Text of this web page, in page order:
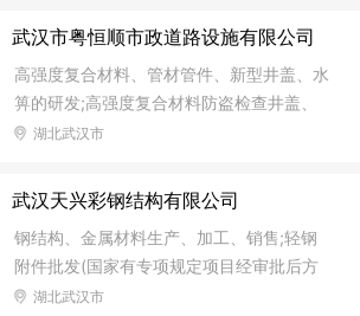
缆制造企业，拥有高压电缆、低压电缆、橡
生产基地，集团现代化工业园占地面积达 5
00余亩、厂房建筑面积 26 万平方米，年生
产能力达 60 多亿元
武汉市粤恒顺市政道路设施有限公司
高强度复合材料、管材管件、新型井盖、水
箅的研发;高强度复合材料防盗检查井盖、
水箅、净化池、化粪池、隔油池、护栏、护
管件、球墨铸铁井盖、水箅的销售、安装、
售后服务及生产(生产仅限分支机构使用);货
物进出口、技术进出口(不含国家限制或禁
止的货物进出口、技术进出口)(依法须经批
准的项目,经相关部门批准后方可开展经营
湖北武汉市
武汉天兴彩钢结构有限公司
钢结构、金属材料生产、加工、销售;轻钢
附件批发(国家有专项规定项目经审批后方
可经营)
湖北武汉市